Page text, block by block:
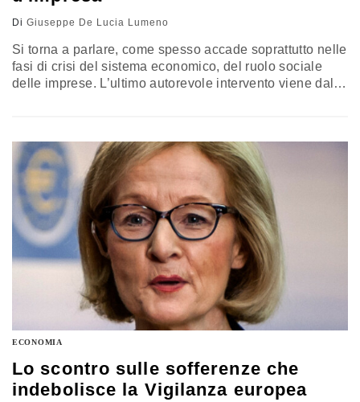
Di Giuseppe De Lucia Lumeno
Si torna a parlare, come spesso accade soprattutto nelle
fasi di crisi del sistema economico, del ruolo sociale
delle imprese. L’ultimo autorevole intervento viene dal
patto sociale per le imprese” che si sta imponendo nella
realtà economica. “Questo significa –…
ECONOMIA
Lo scontro sulle sofferenze che
indebolisce la Vigilanza europea